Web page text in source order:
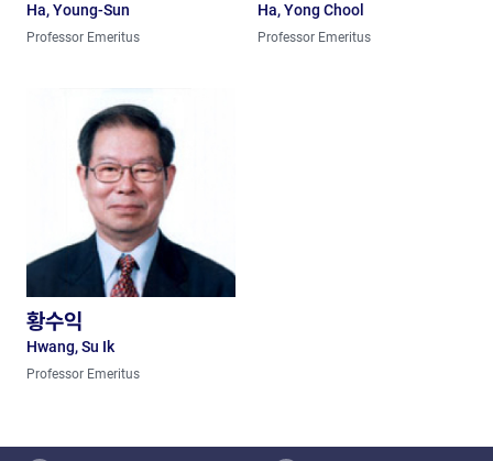
Ha, Young-Sun
Professor Emeritus
Ha, Yong Chool
Professor Emeritus
황수익
Hwang, Su Ik
Professor Emeritus